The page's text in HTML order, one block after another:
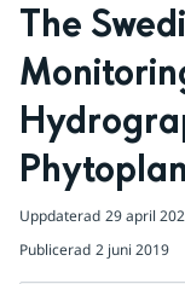
The
Uppdaterad 29 april
Publicerad 2 juni 2019